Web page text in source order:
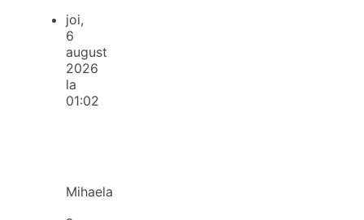
joi,
6
august
2026
la
01:02
Mihaela